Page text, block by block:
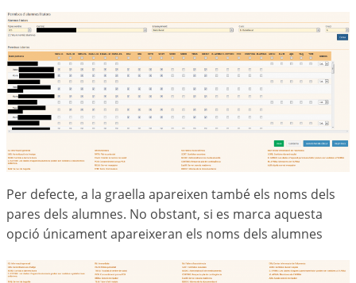
Per defecte, a la graella apareixen també els noms dels
pares dels alumnes. No obstant, si es marca aquesta
opció únicament apareixeran els noms dels alumnes